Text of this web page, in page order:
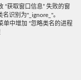
“获取窗口信息” 失败的窗
名识别为"_ignore_"。
单中增加 “忽略类名的进程